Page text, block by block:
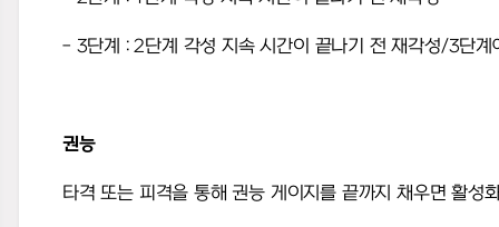
- 3단계 : 2단계 각성 지속 시간이 끝나기 전 재각성/3단계
권능
타격 또는 피격을 통해 권능 게이지를 끝까지 채우면 활성